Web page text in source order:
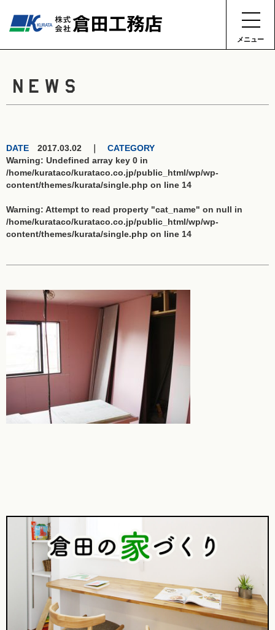
メニュー
NEWS
DATE 2017.03.02 ｜ CATEGORY
Warning: Undefined array key 0 in
/home/kurataco/kurataco.co.jp/public_html/wp/wp-
content/themes/kurata/single.php on line 14
Warning: Attempt to read property "cat_name" on null in
/home/kurataco/kurataco.co.jp/public_html/wp/wp-
content/themes/kurata/single.php on line 14